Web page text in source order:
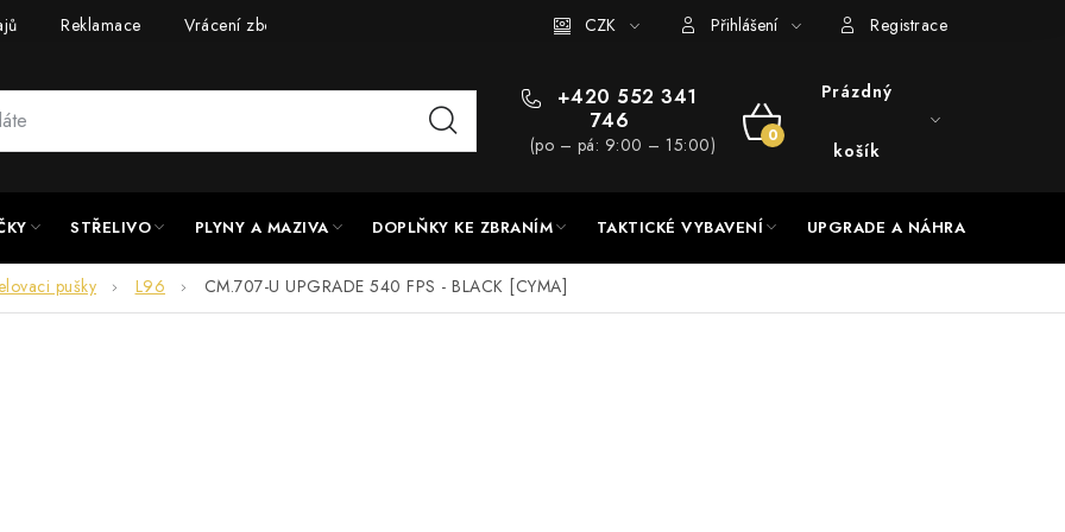
Reklamace Vrácení zboží UPGRADE a servis Hodnocení obchodu
CZK Přihlášení Registrace
+420 552 341
746
(po – pá: 9:00 – 15:00)
NÁKUPNÍ
Prázdný
košík
STŘELIVO PLYNY A MAZIVA DOPLŇKY KE ZBRANÍM TAKTICKÉ VYBAVENÍ UPGRADE A NÁHRADNÍ DÍLY
pušky L96 CM.707-U UPGRADE 540 FPS - BLACK [CYMA]